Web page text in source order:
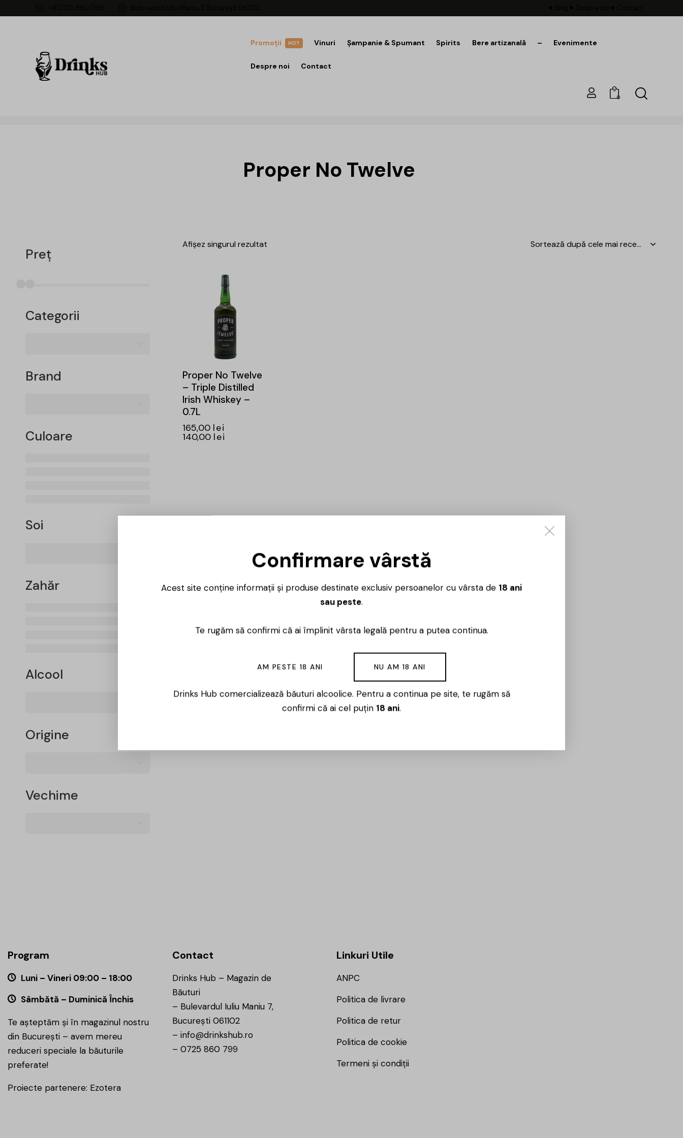
HOT
Promoții Vinuri Șampanie & Spumant Spirits Bere artizanală – Evenimente
Despre noi Contact
0
Proper No Twelve
Afișez singurul rezultat
Proper No Twelve
– Triple Distilled
Irish Whiskey –
0.7L
165,00 lei
140,00 lei
Preț
Categorii
Brand
Culoare
Soi
Zahăr
Alcool
Origine
Vechime
Program
Luni – Vineri 09:00 – 18:00
Sâmbătă – Duminică Închis
Te așteptăm și în magazinul nostru
din București – avem mereu
reduceri speciale la băuturile
preferate!
Proiecte partenere: Ezotera
Contact
Drinks Hub – Magazin de
Băuturi
– Bulevardul Iuliu Maniu 7,
București 061102
– info@drinkshub.ro
– 0725 860 799
Linkuri Utile
ANPC
Politica de livrare
Politica de retur
Politica de cookie
Termeni și condiții
Confirmare vârstă
Acest site conține informații și produse destinate exclusiv persoanelor cu vârsta de 18 ani
sau peste.
Te rugăm să confirmi că ai împlinit vârsta legală pentru a putea continua.
AM PESTE 18 ANI NU AM 18 ANI
Drinks Hub comercializează băuturi alcoolice. Pentru a continua pe site, te rugăm să
confirmi că ai cel puțin 18 ani.